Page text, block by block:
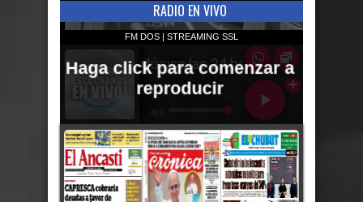
RADIO EN VIVO